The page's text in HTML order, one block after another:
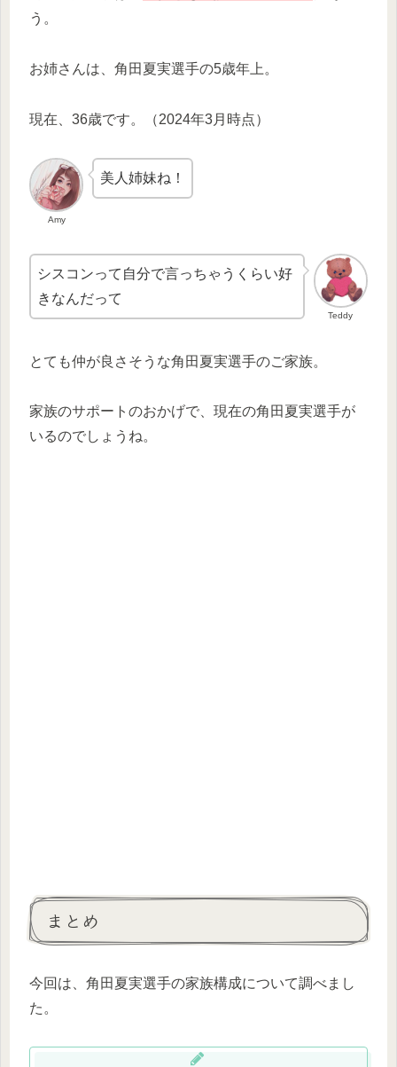
う。
お姉さんは、角田夏実選手の5歳年上。
現在、36歳です。（2024年3月時点）
Amy
美人姉妹ね！
Teddy
シスコンって自分で言っちゃうくらい好
きなんだって
とても仲が良さそうな角田夏実選手のご家族。
家族のサポートのおかげで、現在の角田夏実選手が
いるのでしょうね。
まとめ
今回は、角田夏実選手の家族構成について調べまし
た。